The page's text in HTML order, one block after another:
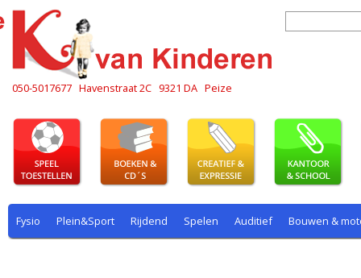
050-5017677 Havenstraat 2C 9321 DA Peize
Fysio Plein&Sport Rijdend Spelen Auditief Bouwen &